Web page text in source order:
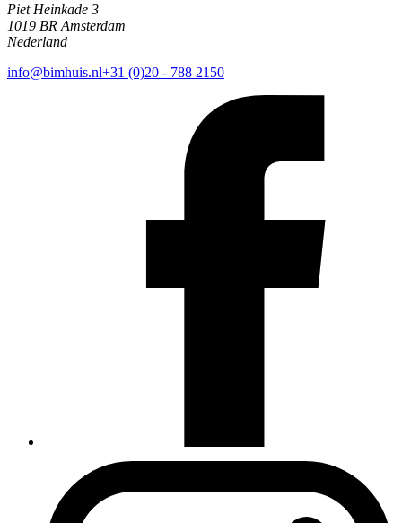
Piet Heinkade 3
1019 BR Amsterdam
Nederland
info@bimhuis.nl+31 (0)20 - 788 2150